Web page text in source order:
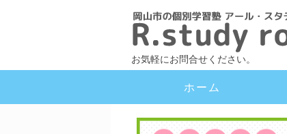
お気軽にお問合せください。
ホーム